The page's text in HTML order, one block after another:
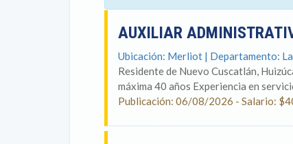
AUXILIAR
Ubicación: Merliot | Departamento:
Residente de Nuevo Cuscatlán,
máxima 40 años Experiencia en
Publicación: 06/08/2026 - Salario: